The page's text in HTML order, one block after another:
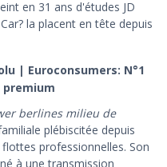
en 31 ans d'études JD
la placent en tête depuis
| Euroconsumers: N°1
premium
berlines milieu de
plébiscitée depuis
professionnelles. Son
à une transmission